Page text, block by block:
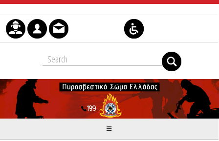
Μετάβαση στο περιεχόμενο